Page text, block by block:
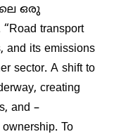
ഒരു
transport
and its emissions
sector. A shift to
creating
and –
To